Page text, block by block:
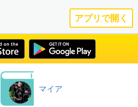
アプリで開く
マイア